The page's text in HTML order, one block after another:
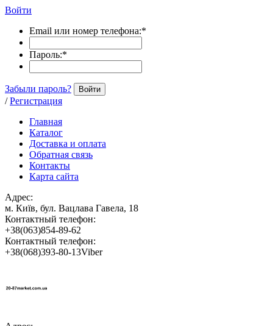
Войти
Email или номер телефона:*
Пароль:*
Забыли пароль? Войти
/ Регистрация
Главная
Каталог
Доставка и оплата
Обратная связь
Контакты
Карта сайта
Адрес:
м. Київ, бул. Вацлава Гавела, 18
Контактный телефон:
+38(063)854-89-62
Контактный телефон:
+38(068)393-80-13Viber